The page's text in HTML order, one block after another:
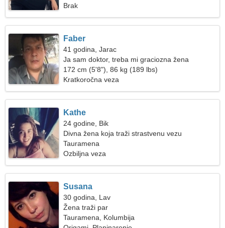
Brak
Faber
41 godina, Jarac
Ja sam doktor, treba mi graciozna žena
172 cm (5'8"), 86 kg (189 lbs)
Kratkoročna veza
Kathe
24 godine, Bik
Divna žena koja traži strastvenu vezu
Tauramena
Ozbiljna veza
Susana
30 godina, Lav
Žena traži par
Tauramena, Kolumbija